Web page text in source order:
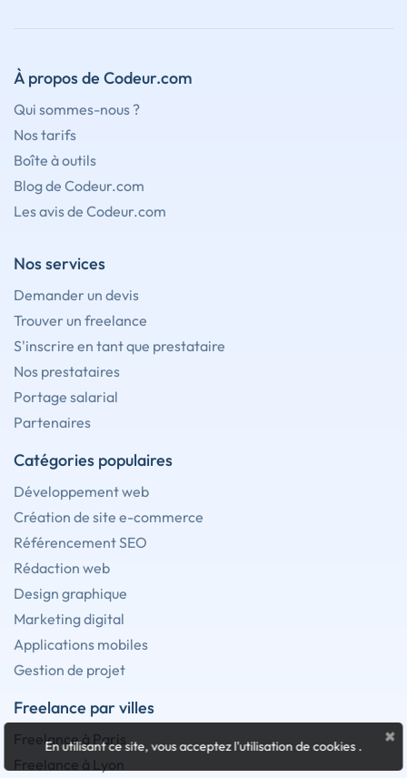
À propos de Codeur.com
Qui sommes-nous ?
Nos tarifs
Boîte à outils
Blog de Codeur.com
Les avis de Codeur.com
Nos services
Demander un devis
Trouver un freelance
S'inscrire en tant que prestataire
Nos prestataires
Portage salarial
Partenaires
Catégories populaires
Développement web
Création de site e-commerce
Référencement SEO
Rédaction web
Design graphique
Marketing digital
Applications mobiles
Gestion de projet
Freelance par villes
Freelance à Paris
Freelance à Lyon
×
En utilisant ce site, vous acceptez l'utilisation de cookies.